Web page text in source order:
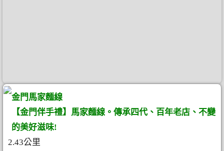
金門馬家麵線
【金門伴手禮】馬家麵線。傳承四代、百年老店、不變
的美好滋味!
2.43公里